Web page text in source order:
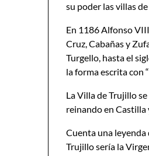
su poder las villas
En 1186 Alfonso
Cruz, Cabañas y
Turgello, hasta el
la forma escrita con
La Villa de Trujillo
reinando en Castilla
Cuenta una leyenda
Trujillo sería la